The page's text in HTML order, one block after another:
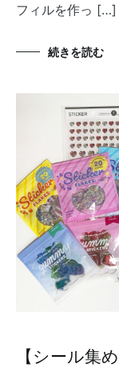
フィルを作っ […]
続きを読む
【シール集